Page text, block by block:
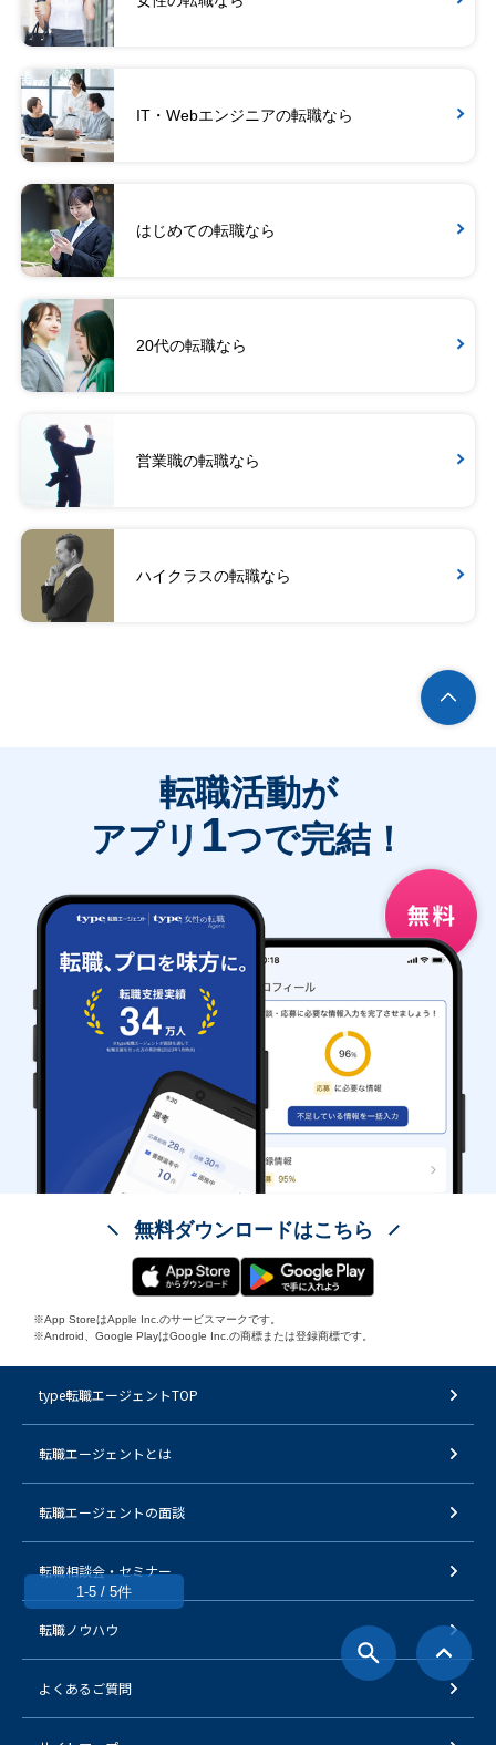
IT・Webエンジニアの転職なら
はじめての転職なら
20代の転職なら
営業職の転職なら
ハイクラスの転職なら
1-5 / 5件
転職活動が
アプリ 1つで完結！
無料ダウンロードはこちら
※App StoreはApple Inc.のサービスマークです。
※Android、Google PlayはGoogle Inc.の商標または登録商標です。
type転職エージェントTOP
転職エージェントとは
転職エージェントの面談
転職相談会・セミナー
転職ノウハウ
よくあるご質問